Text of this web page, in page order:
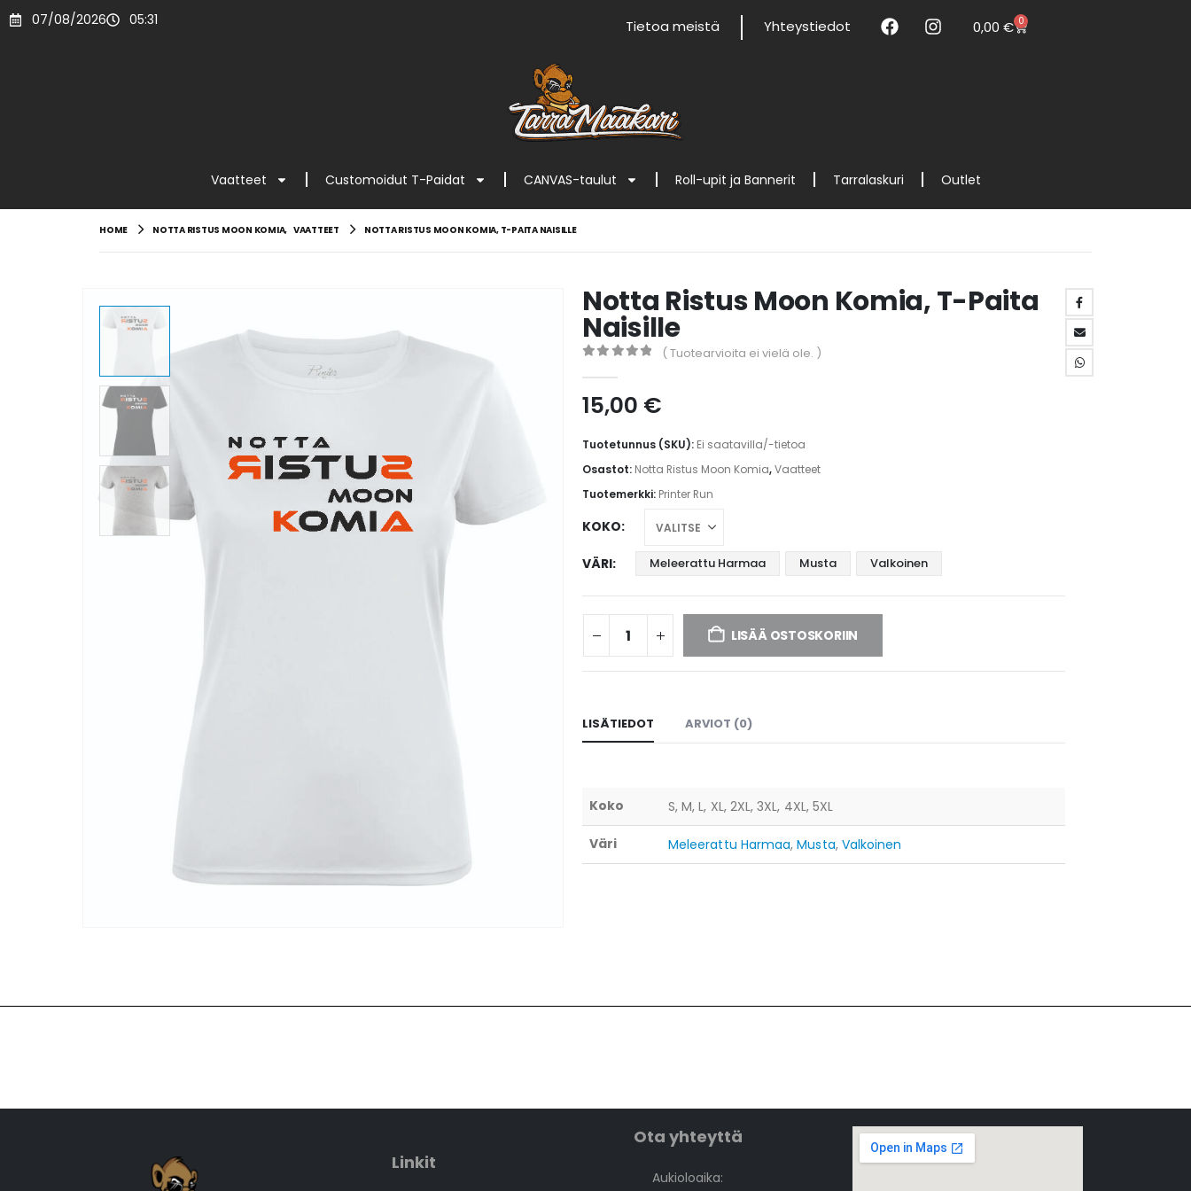
07/08/2026 05:31 Tietoa meistä Yhteystiedot 0,00 € 0
Vaatteet Customoidut T-Paidat CANVAS-taulut Roll-upit ja Bannerit Tarralaskuri Outlet
HOME NOTTA RISTUS MOON KOMIA, VAATTEET NOTTA RISTUS MOON KOMIA, T-PAITA NAISILLE
Notta Ristus Moon Komia, T-Paita
Naisille
( Tuotearvioita ei vielä ole. )
15,00 €
Tuotetunnus (SKU): Ei saatavilla/-tietoa
Osastot: Notta Ristus Moon Komia,Vaatteet
Tuotemerkki: Printer Run
KOKO
VÄRI Meleerattu Harmaa Musta Valkoinen
LISÄÄ OSTOSKORIIN
LISÄTIEDOT ARVIOT (0)
Koko S, M, L, XL, 2XL, 3XL, 4XL, 5XL
Väri Meleerattu Harmaa,Musta, Valkoinen
Linkit
Ota yhteyttä
Aukioloaika: